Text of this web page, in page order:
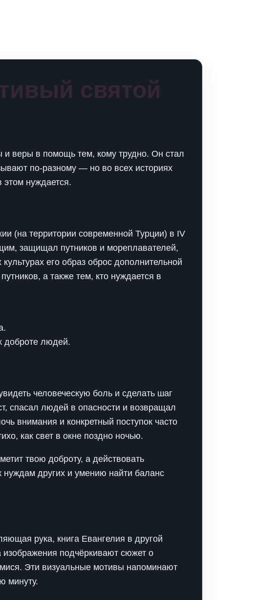
святой
и веры в помощь тем, кому трудно. Он стал
по‑разному — но во всех историях
этом нуждается.
(на территории современной Турции) в IV
защищал путников и мореплавателей,
его образ оброс дополнительной
а также тем, кто нуждается в
доброте людей.
человеческую боль и сделать шаг
спасал людей в опасности и возвращал
внимания и конкретный поступок часто
как свет в окне поздно ночью.
твою доброту, а действовать
нуждам других и умению найти баланс
рука, книга Евангелия в другой
изображения подчёркивают сюжет о
Эти визуальные мотивы напоминают
минуту.